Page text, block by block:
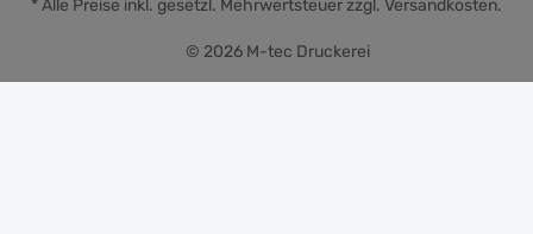
© 2026 M-tec Druckerei
* Alle Preise inkl. gesetzl. Mehrwertsteuer zzgl. Versandkosten.